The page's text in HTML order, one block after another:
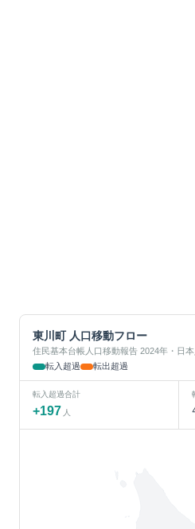
東川町人口移動フロー
住民基本台帳人口移動報告 2024年・日本
転入超過
転出超過
転入超過合計
+197 人